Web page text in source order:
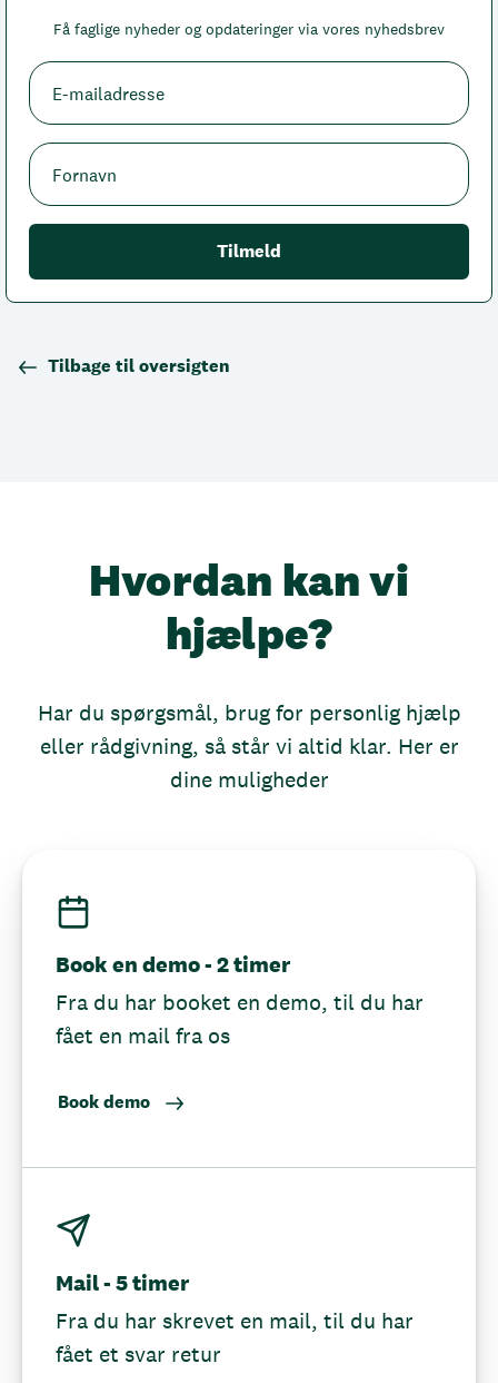
Få faglige nyheder og opdateringer via vores nyhedsbrev
Tilbage til oversigten
Hvordan kan vi
hjælpe?
Har du spørgsmål, brug for personlig hjælp
eller rådgivning, så står vi altid klar. Her er
dine muligheder
Book en demo - 2 timer
Fra du har booket en demo, til du har
fået en mail fra os
Book demo
Mail - 5 timer
Fra du har skrevet en mail, til du har
fået et svar retur